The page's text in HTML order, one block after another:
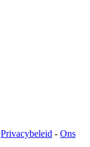
Privacybeleid - Ons